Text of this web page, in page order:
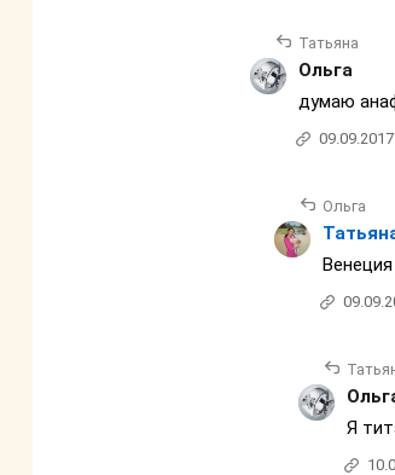
Татьяна
Ольга
думаю
09.09.2017
Ольга
Я